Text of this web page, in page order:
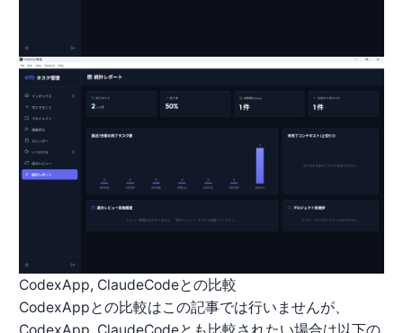
CodexApp, ClaudeCodeとの比較
CodexAppとの比較はこの記事では行いませんが、